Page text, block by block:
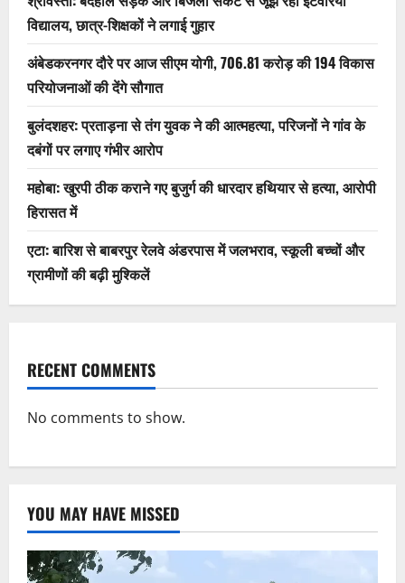
विद्यालय, छात्र-शिक्षकों ने लगाई गुहार
अंबेडकरनगर दौरे पर आज सीएम योगी, 706.81 करोड़ की 194 विकास
परियोजनाओं की देंगे सौगात
बुलंदशहर: प्रताड़ना से तंग युवक ने की आत्महत्या, परिजनों ने गांव के
दबंगों पर लगाए गंभीर आरोप
महोबा: खुरपी ठीक कराने गए बुजुर्ग की धारदार हथियार से हत्या, आरोपी
हिरासत में
एटा: बारिश से बाबरपुर रेलवे अंडरपास में जलभराव, स्कूली बच्चों और
ग्रामीणों की बढ़ी मुश्किलें
RECENT COMMENTS
No comments to show.
YOU MAY HAVE MISSED